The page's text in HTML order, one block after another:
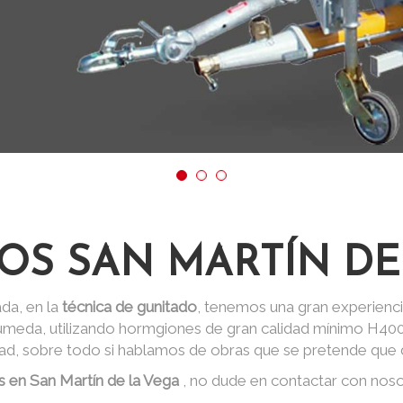
SAN MARTÍN
en la técnica de gunitado, tenemos una gran
utilizando hormgiones de gran calidad mínimo
sobre todo si hablamos de obras que se pretende que
en San Martín de la Vega , no dude en contactar con